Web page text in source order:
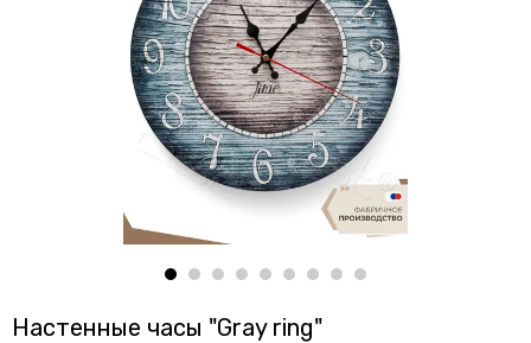
Настенные часы "Gray ring"